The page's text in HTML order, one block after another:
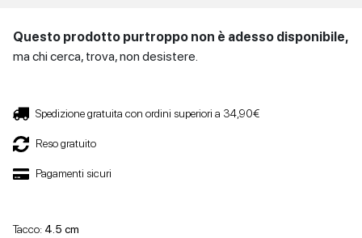
Questo prodotto purtroppo non è adesso disponibile,
ma chi cerca, trova, non desistere.
Spedizione gratuita con ordini superiori a 34,90€
Reso gratuito
Pagamenti sicuri
Tacco: 4.5 cm